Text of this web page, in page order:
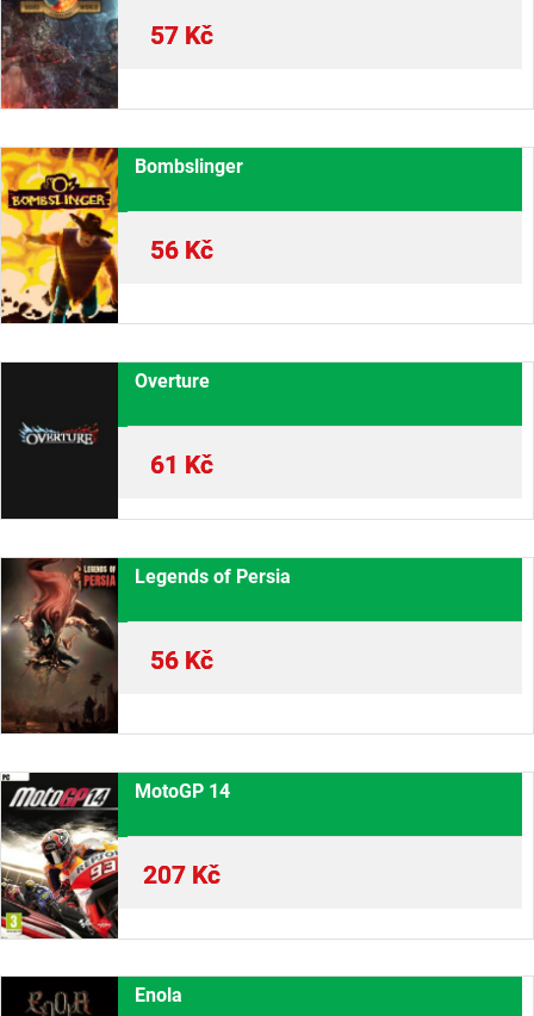
57 Kč
Bombslinger
56 Kč
Overture
61 Kč
Legends of Persia
56 Kč
MotoGP 14
207 Kč
Enola